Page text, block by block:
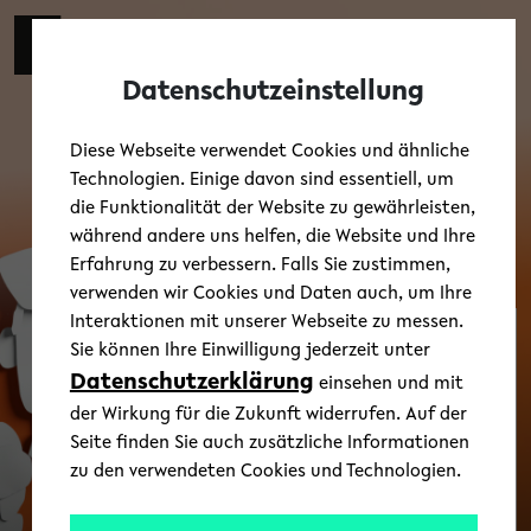
Skip to main content
Gender in Literatur
und Sprache
Datenschutzeinstellung
Diese Webseite verwendet Cookies und ähnliche
Technologien. Einige davon sind essentiell, um
die Funktionalität der Website zu gewährleisten,
während andere uns helfen, die Website und Ihre
Erfahrung zu verbessern. Falls Sie zustimmen,
verwenden wir Cookies und Daten auch, um Ihre
Interaktionen mit unserer Webseite zu messen.
Sie können Ihre Einwilligung jederzeit unter
Datenschutzerklärung einsehen und mit
der Wirkung für die Zukunft widerrufen. Auf der
Seite finden Sie auch zusätzliche Informationen
zu den verwendeten Cookies und Technologien.